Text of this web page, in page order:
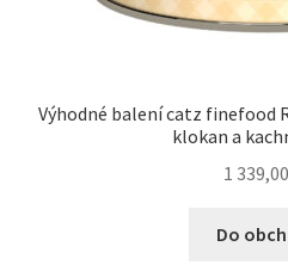
Výhodné balení catz finefood
klokan a
1 339,00
Do